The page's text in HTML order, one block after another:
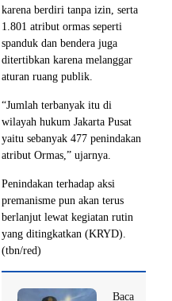
karena berdiri tanpa izin, serta
1.801 atribut ormas seperti
spanduk dan bendera juga
ditertibkan karena melanggar
aturan ruang publik.
“Jumlah terbanyak itu di
wilayah hukum Jakarta Pusat
yaitu sebanyak 477 penindakan
atribut Ormas,” ujarnya.
Penindakan terhadap aksi
premanisme pun akan terus
berlanjut lewat kegiatan rutin
yang ditingkatkan (KRYD).
(tbn/red)
Baca